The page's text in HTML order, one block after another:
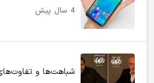
4 سال پیش
شباهت‌ها و